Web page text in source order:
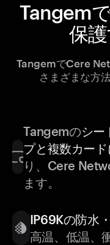
Tangem
保
TangemでCere
さまざまな方
Tangemのシー
プと複数カー
り、Cere
ます。
IP69Kの防水
高温、低温、